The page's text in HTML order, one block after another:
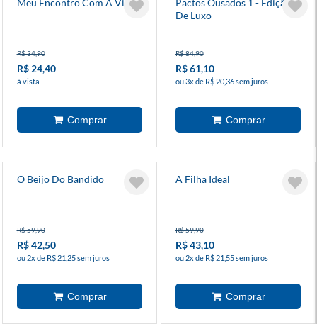
Meu Encontro Com A Vida
R$ 34,90
R$ 24,40
à vista
Pactos Ousados 1 - Edição
De Luxo
R$ 84,90
R$ 61,10
ou 3x de R$ 20,36 sem juros
O Beijo Do Bandido
R$ 59,90
R$ 42,50
ou 2x de R$ 21,25 sem juros
A Filha Ideal
R$ 59,90
R$ 43,10
ou 2x de R$ 21,55 sem juros